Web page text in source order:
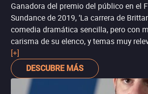
Ganadora del premio del público en el
Sundance de 2019, ‘La carrera de
comedia dramática sencilla, pero con
carisma de su elenco, y temas muy
juventud actual. La protagonista Jillian
especial 2’) brilla al contar la historia de
mujer que debe sobreponerse a
y las presiones sociales de una ciudad
[+]
DESCUBRE MÁS